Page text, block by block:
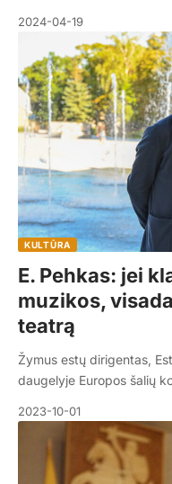
2024-04-19
KULTŪRA
E. Pehkas: jei
muzikos,
teatrą
Žymus estų dirigentas,
daugelyje Europos šalių
2023-10-01